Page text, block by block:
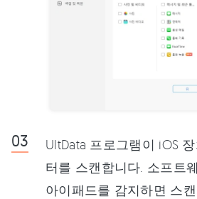
UltData 프로그램이 iOS
터를 스캔합니다. 소프트
아이패드를 감지하면 스